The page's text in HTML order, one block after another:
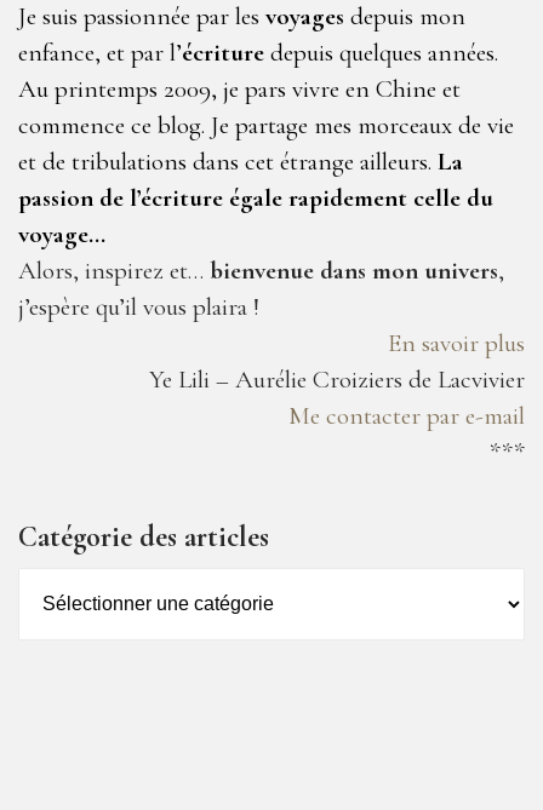
Je suis passionnée par les voyages depuis mon
enfance, et par l’écriture depuis quelques années.
Au printemps 2009, je pars vivre en Chine et
commence ce blog. Je partage mes morceaux de vie
et de tribulations dans cet étrange ailleurs. La
passion de l’écriture égale rapidement celle du
voyage…
Alors, inspirez et… bienvenue dans mon univers,
j’espère qu’il vous plaira !
En savoir plus
Ye Lili – Aurélie Croiziers de Lacvivier
Me contacter par e-mail
***
Catégorie des articles
des